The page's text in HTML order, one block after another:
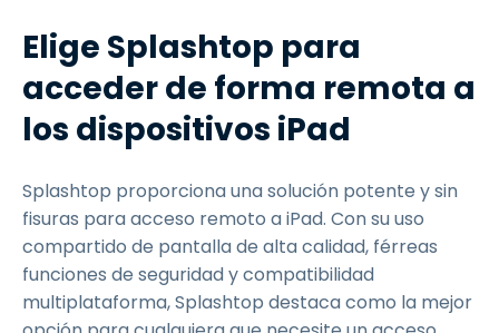
Elige Splashtop para
acceder de forma remota a
los dispositivos iPad
Splashtop proporciona una solución potente y sin
fisuras para acceso remoto a iPad. Con su uso
compartido de pantalla de alta calidad, férreas
funciones de seguridad y compatibilidad
multiplataforma, Splashtop destaca como la mejor